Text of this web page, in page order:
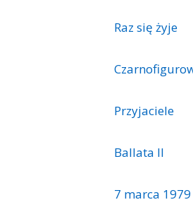
Raz się żyje
Przyjaciele
Ballata II
7 marca 1979